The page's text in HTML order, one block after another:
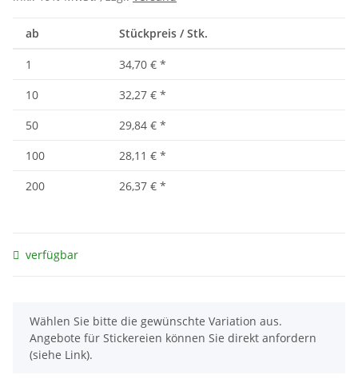
ab Stückpreis / Stk.
1 34,70 € *
10
32,27 € *
50
29,84 € *
100
28,11 € *
200
26,37 € *
verfügbar
x
Wählen Sie bitte die gewünschte Variation aus.
Angebote für Stickereien können Sie direkt anfordern
(siehe Link).